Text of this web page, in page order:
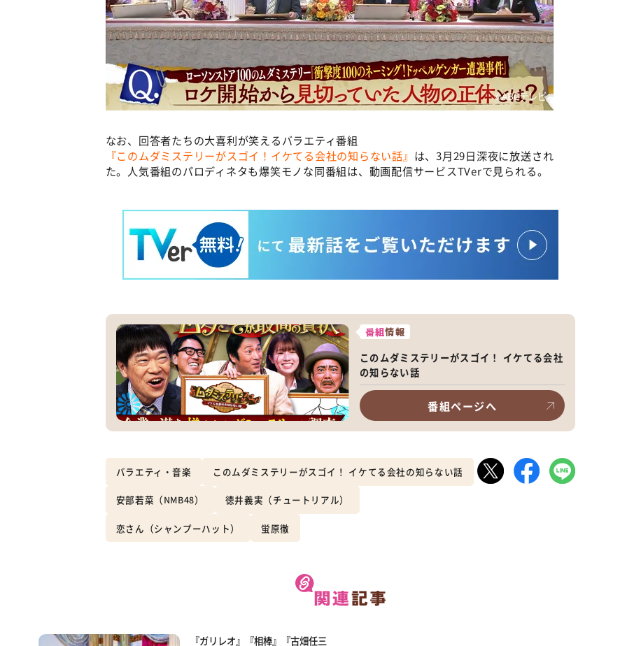
©️ABCテレビ
なお、回答者たちの大喜利が笑えるバラエティ番組
『このムダミステリーがスゴイ！イケてる会社の知らない話』 は、3月29日深夜に放送され
た。人気番組のパロディネタも爆笑モノな同番組は、動画配信サービスTVerで見られる。
番組情報
このムダミステリーがスゴイ！ イケてる会社
の知らない話
番組ページへ
バラエティ・音楽 このムダミステリーがスゴイ！ イケてる会社の知らない話
安部若菜（NMB48） 徳井義実（チュートリアル）
恋さん（シャンプーハット） 蛍原徹
『ガリレオ』『相棒』『古畑任三